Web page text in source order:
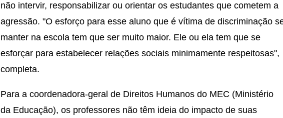
não intervir, responsabilizar ou orientar os estudantes que cometem a
agressão. "O esforço para esse aluno que é vítima de discriminação
manter na escola tem que ser muito maior. Ele ou ela tem que se
esforçar para estabelecer relações sociais minimamente respeitosas",
completa.
Para a coordenadora-geral de Direitos Humanos do MEC (Ministério
da Educação), os professores não têm ideia do impacto de suas